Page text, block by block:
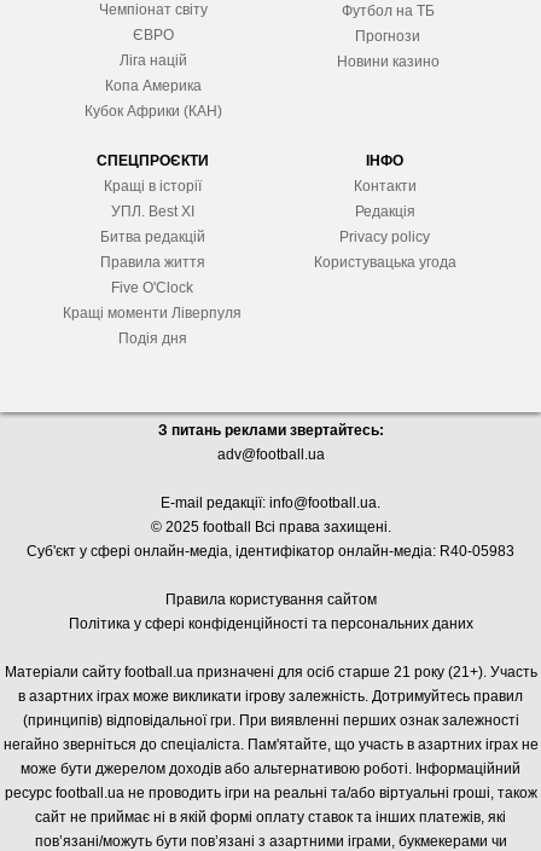
Чемпіонат світу
ЄВРО
Ліга націй
Копа Америка
Кубок Африки (КАН)
Футбол на ТБ
Прогнози
Новини казино
СПЕЦПРОЄКТИ
Кращі в історії
УПЛ. Best XІ
Битва редакцій
Правила життя
Five O'Clock
Кращі моменти Ліверпуля
Подія дня
ІНФО
Контакти
Редакція
Privacy policy
Користувацька угода
З питань реклами звертайтесь:
adv@football.ua
E-mail редакції: info@football.ua.
© 2025 football Всі права захищені.
Суб'єкт у сфері онлайн-медіа, ідентифікатор онлайн-медіа: R40-05983
Правила користування сайтом
Політика у сфері конфіденційності та персональних даних
Матеріали сайту football.ua призначені для осіб старше 21 року (21+). Участь
в азартних іграх може викликати ігрову залежність. Дотримуйтесь правил
(принципів) відповідальної гри. При виявленні перших ознак залежності
негайно зверніться до спеціаліста. Пам'ятайте, що участь в азартних іграх не
може бути джерелом доходів або альтернативою роботі. Інформаційний
ресурс football.ua не проводить ігри на реальні та/або віртуальні гроші, також
сайт не приймає ні в якій формі оплату ставок та інших платежів, які
пов’язані/можуть бути пов’язані з азартними іграми, букмекерами чи